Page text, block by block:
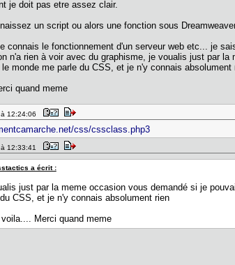
je doit pas etre assez clair.
un script ou alors une fonction sous
connais le fonctionnement d'un serveur web etc... je
n'a rien à voir avec du graphisme, je voualis just par
le monde me parle du CSS, et je n'y connais absolument
quand meme
à 12:24:06
css/cssclass.php3
à 12:33:41
a écrit :
just par la meme occasion vous demandé si je
CSS, et je n'y connais absolument rien
voila.... Merci quand meme